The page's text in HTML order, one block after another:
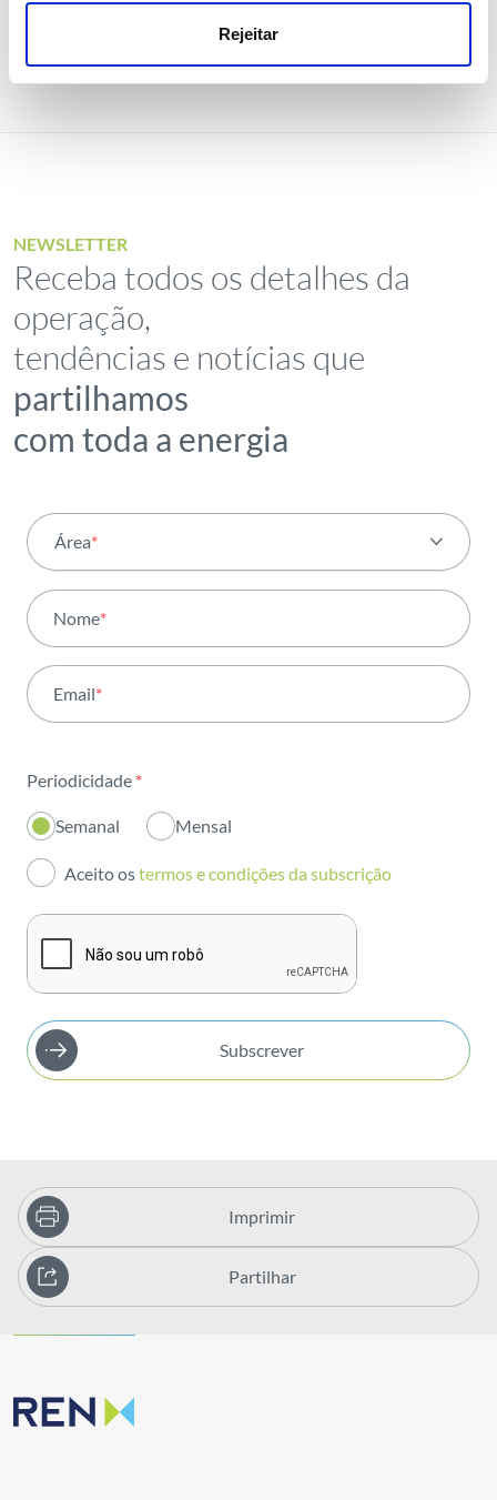
Rejeitar
NEWSLETTER
Receba todos os detalhes da
operação,
tendências e notícias que
partilhamos
com toda a energia
Área*
Atividade
Institucional
Inovação
Investidores
Publicações
Nome*
Email*
Periodicidade *
Semanal Mensal
Aceito ostermos e condições da subscrição
Subscrever
Imprimir
Partilhar